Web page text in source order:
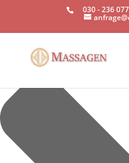
Einwilligung verwalten030 - 236